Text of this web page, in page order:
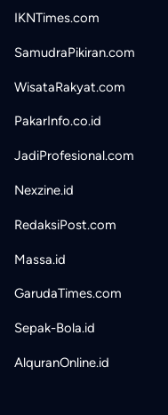
IKNTimes.com
SamudraPikiran.com
WisataRakyat.com
PakarInfo.co.id
JadiProfesional.com
Nexzine.id
RedaksiPost.com
Massa.id
GarudaTimes.com
Sepak-Bola.id
AlquranOnline.id